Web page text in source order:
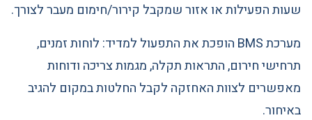
שעות הפעילות או אזור שמקבל קירור/חימום מעבר לצורך.
מערכת BMS הופכת את התפעול למדיד: לוחות זמנים,
תרחישי חירום, התראות תקלה, מגמות צריכה ודוחות
מאפשרים לצוות האחזקה לקבל החלטות במקום להגיב
באיחור.